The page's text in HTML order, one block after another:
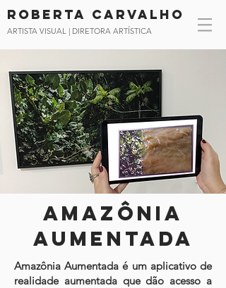
Roberta CArvalho
ARTISTA VISUAL | DIRETORA ARTÍSTICA
Amazônia
Aumentada
Amazônia Aumentada é um aplicativo de
realidade aumentada que dão acesso a